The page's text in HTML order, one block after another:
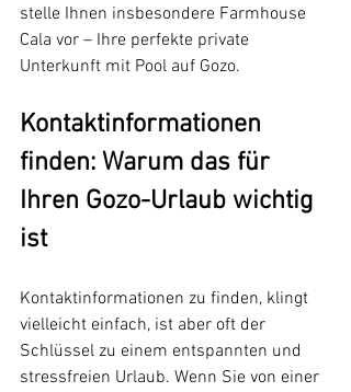
stelle Ihnen insbesondere Farmhouse
Cala vor – Ihre perfekte private
Unterkunft mit Pool auf Gozo.
Kontaktinformationen
finden: Warum das für
Ihren Gozo-Urlaub wichtig
ist
Kontaktinformationen zu finden, klingt
vielleicht einfach, ist aber oft der
Schlüssel zu einem entspannten und
stressfreien Urlaub. Wenn Sie von einer